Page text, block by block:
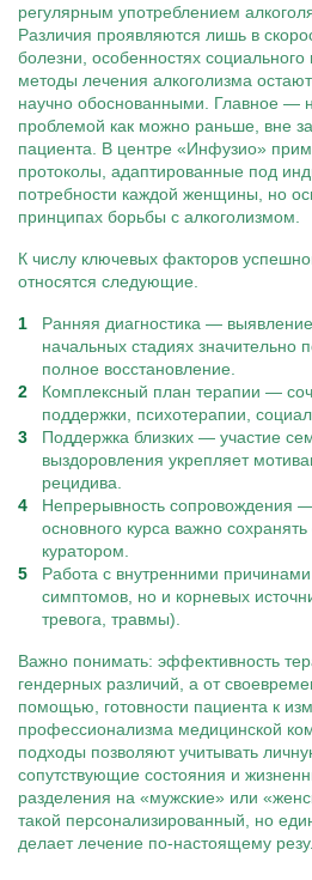
регулярным употреблением
Различия проявляются лишь в
болезни, особенностях
методы лечения алкоголизма
научно обоснованными. Главное —
проблемой как можно раньше, вне
пациента. В центре «Инфузио»
протоколы, адаптированные под
потребности каждой женщины, но
принципах борьбы с алкоголизмом.
К числу ключевых факторов
относятся следующие.
Ранняя диагностика —
начальных стадиях
полное восстановление.
Комплексный план терапии —
поддержки, психотерапии,
Поддержка близких — участие
выздоровления укрепляет
рецидива.
Непрерывность сопровождения
основного курса важно
куратором.
Работа с внутренними
симптомов, но и корневых
тревога, травмы).
Важно понимать: эффективность
гендерных различий, а от
помощью, готовности пациента к
профессионализма медицинской
подходы позволяют учитывать
сопутствующие состояния и
разделения на «мужские» или
такой персонализированный, но
делает лечение по-настоящему